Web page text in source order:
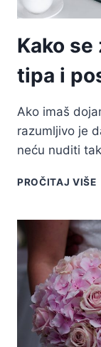
Kako
tipa i
Ako imaš
razumljivo je
neću nuditi
PROČITAJ VIŠE
I